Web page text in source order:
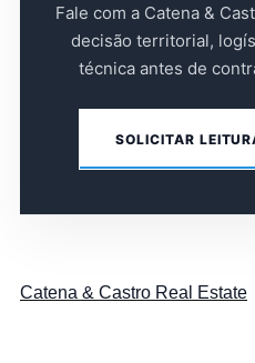
Fale com a Catena &
decisão territorial,
técnica antes de
SOLICITAR
Catena & Castro Real Estate